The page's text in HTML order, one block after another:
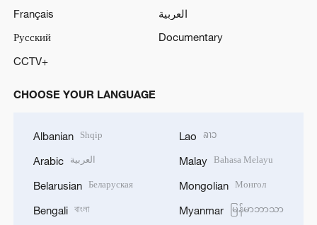
Français
العربية
Русский
Documentary
CCTV+
CHOOSE YOUR LANGUAGE
Albanian Shqip
Arabic العربية
Belarusian Беларуская
Bengali বাংলা
Lao ລາວ
Malay Bahasa Melayu
Mongolian Монгол
Myanmar မြန်မာဘာသာ